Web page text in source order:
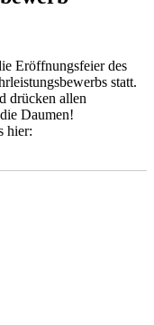
Eröffnungsfeier des
statt.
drücken allen
Daumen!
hier: